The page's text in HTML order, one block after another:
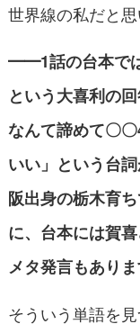
世界線の私だと思
━━1話の台本で
という大喜利の
なんて諦めて〇
いい」という台
阪出身の栃木育
に、台本には賀
メタ発言もありま
そういう単語を